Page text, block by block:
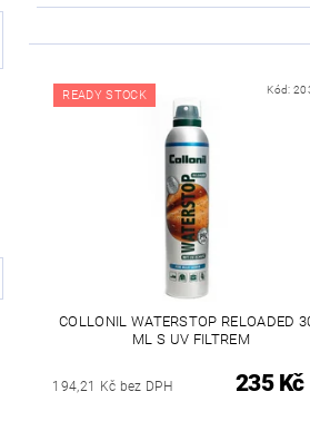
READY STOCK Kód:
COLLONIL WATERSTOP RELOADED
ML S UV FILTREM
194,21 Kč bez DPH 235 Kč